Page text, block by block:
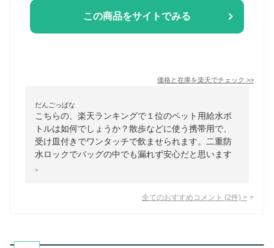
この商品をサイトでみる
価格と在庫を楽天でチェック >>
だんごっぱな
こちらの、楽天ランキングで１位のペット用給水ボ
トルは如何でしょうか？散歩などに使う携帯用で、
受け皿付きでワンタッチで飲ませられます。二重防
水ロックでバッグの中でも漏れず安心だと思います
。
全てのおすすめコメント (2件) >